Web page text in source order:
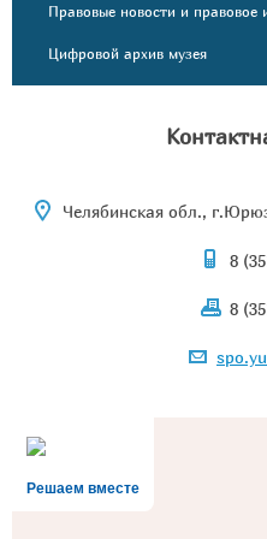
Правовые новости и правовое
Цифровой архив музея
Челябинская обл.,
8
8
Решаем вместе